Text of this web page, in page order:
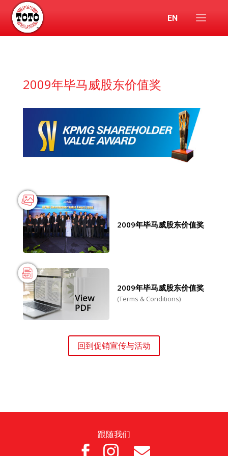
EN
2009年毕马威股东价值奖
2009年毕马威股东价值奖
2009年毕马威股东价值奖
(Terms & Conditions)
回到促销宣传与活动
跟随我们
  